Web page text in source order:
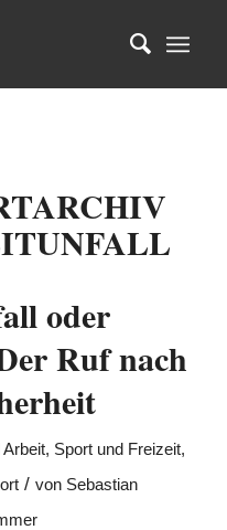
oder
Ruf nach
Arbeit, Sport und Freizeit,
/ von Sebastian